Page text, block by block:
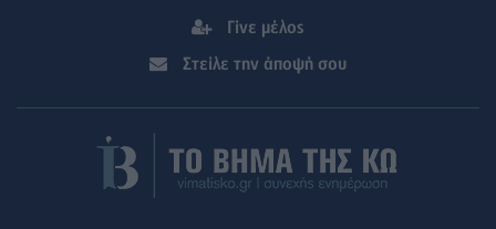
Γίνε μέλος
Στείλε την άποψή σου